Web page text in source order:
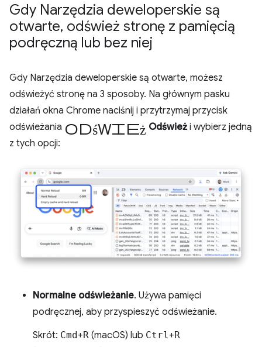
Gdy Narzędzia deweloperskie są
otwarte, odśwież stronę z pamięcią
podręczną lub bez niej
Gdy Narzędzia deweloperskie są otwarte, możesz
odświeżyć stronę na 3 sposoby. Na głównym pasku
działań okna Chrome naciśnij i przytrzymaj przycisk
odświeżania Odśwież Odśwież i wybierz jedną
z tych opcji:
Normalne odświeżanie. Używa pamięci
podręcznej, aby przyspieszyć odświeżanie.
Skrót: Cmd+R (macOS) lub Ctrl +R